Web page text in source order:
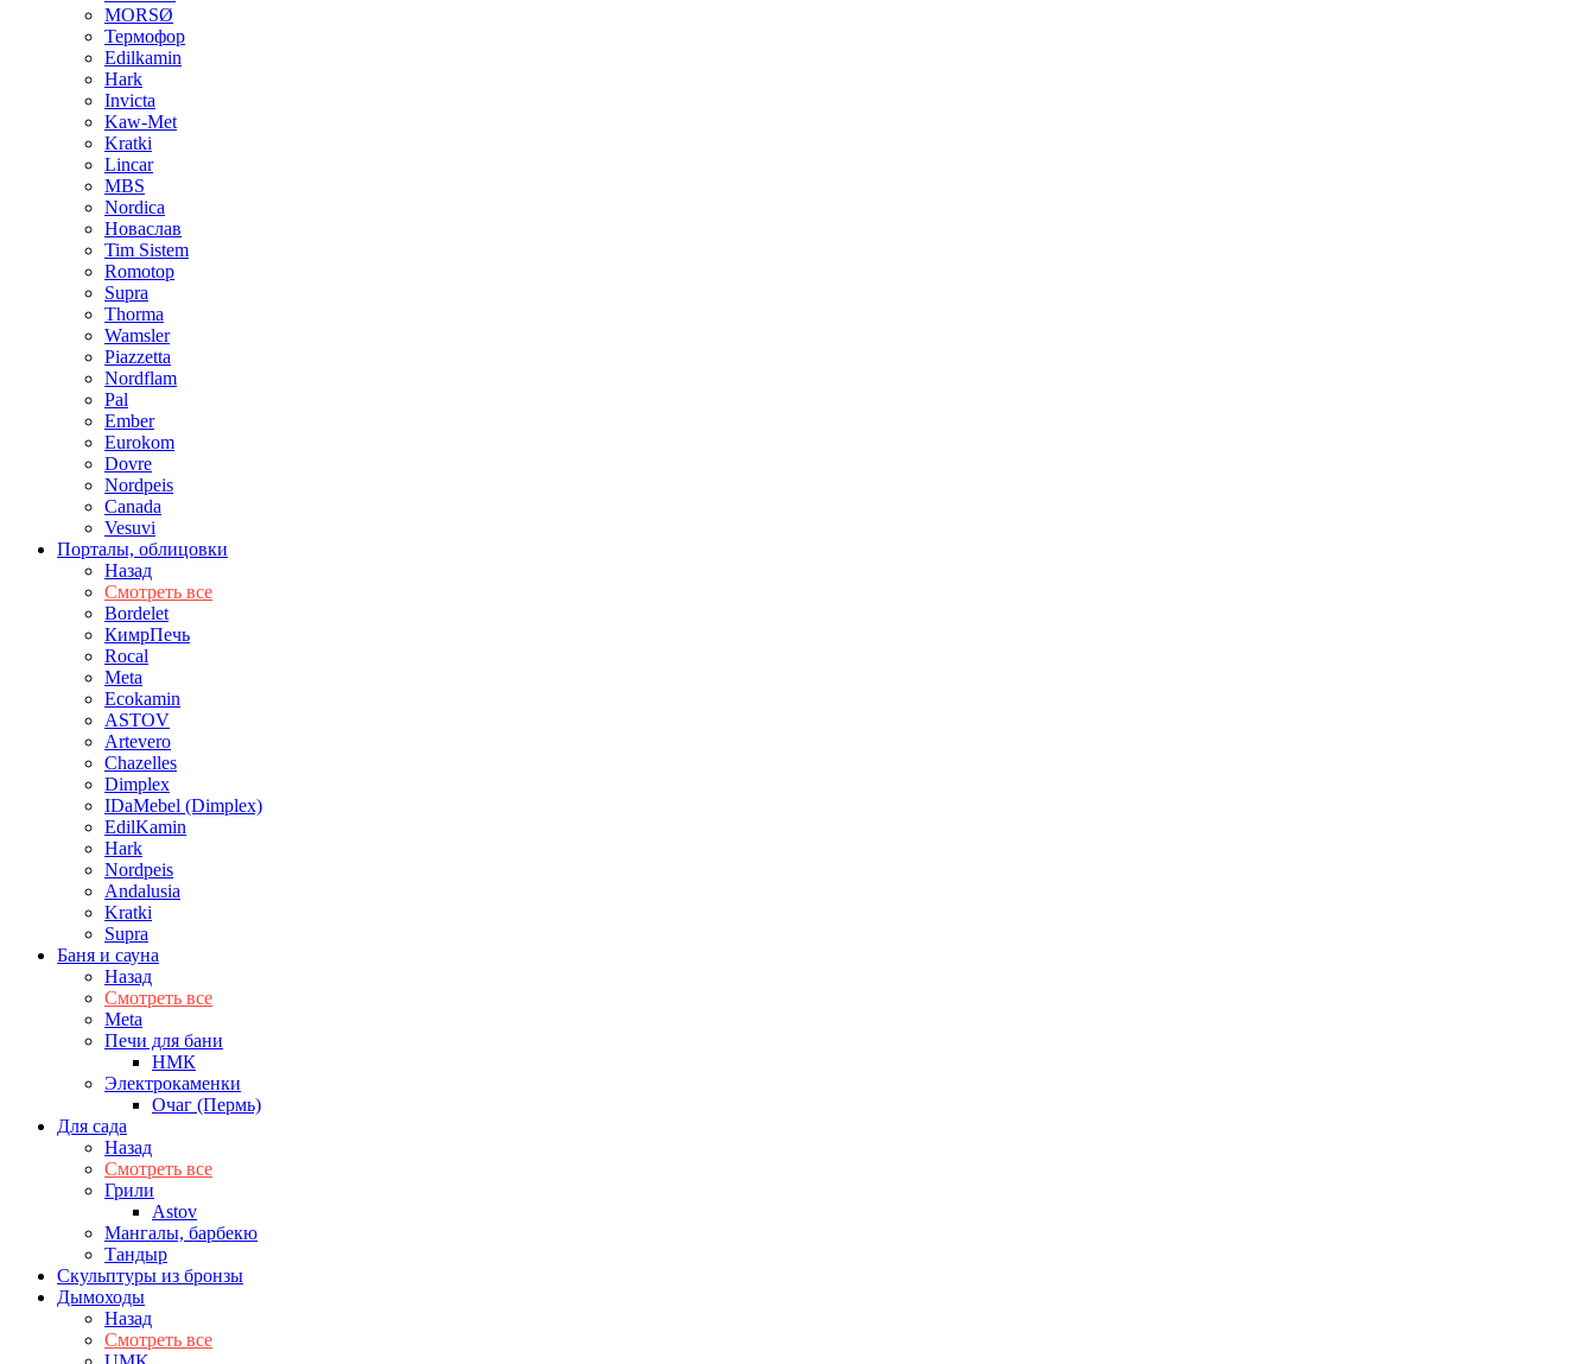
MORSØ
Термофор
Edilkamin
Hark
Invicta
Kaw-Met
Kratki
Lincar
MBS
Nordica
Новаслав
Tim Sistem
Romotop
Supra
Thorma
Wamsler
Piazzetta
Nordflam
Pal
Ember
Eurokom
Dovre
Nordpeis
Canada
Vesuvi
Порталы, облицовки
Назад
Смотреть все
Bordelet
КимрПечь
Rocal
Meta
Ecokamin
ASTOV
Artevero
Chazelles
Dimplex
IDaMebel (Dimplex)
EdilKamin
Hark
Nordpeis
Andalusia
Kratki
Supra
Баня и сауна
Назад
Смотреть все
Meta
Печи для бани
НМК
Электрокаменки
Очаг (Пермь)
Для сада
Назад
Смотреть все
Грили
Astov
Мангалы, барбекю
Тандыр
Скульптуры из бронзы
Дымоходы
Назад
Смотреть все